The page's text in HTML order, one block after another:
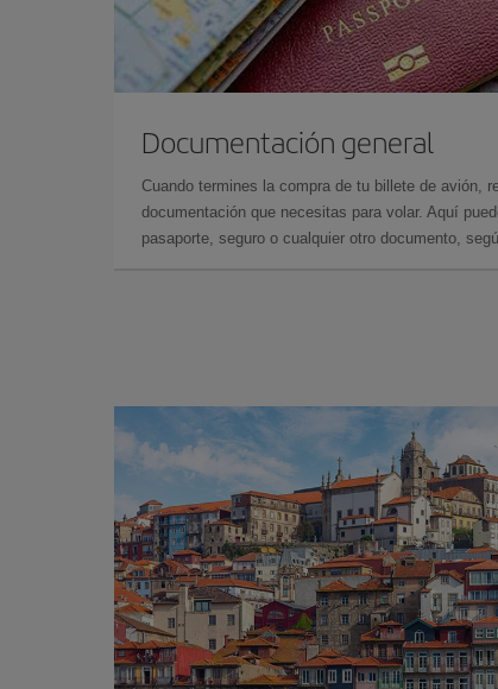
Documentación general
Cuando termines la compra de tu billete de avión,
documentación que necesitas para volar. Aquí
pasaporte, seguro o cualquier otro documento,